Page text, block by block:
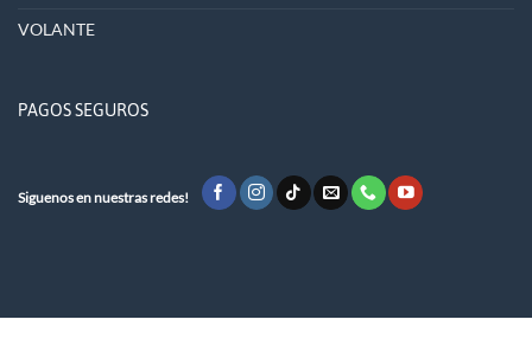
VOLANTE
PAGOS SEGUROS
Siguenos en nuestras redes!